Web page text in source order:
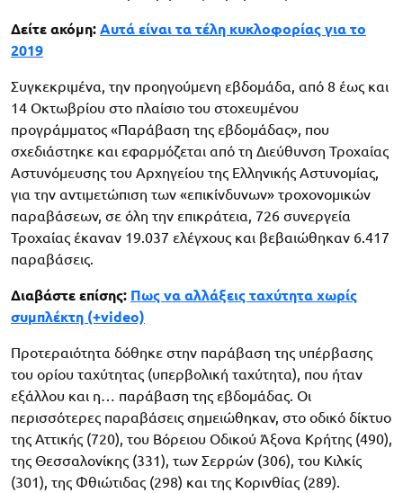
Δείτε ακόμη: Αυτά είναι τα τέλη κυκλοφορίας για το
2019
Συγκεκριμένα, την προηγούμενη εβδομάδα, από 8 έως και
14 Οκτωβρίου στο πλαίσιο του στοχευμένου
προγράμματος «Παράβαση της εβδομάδας», που
σχεδιάστηκε και εφαρμόζεται από τη Διεύθυνση Τροχαίας
Αστυνόμευσης του Αρχηγείου της Ελληνικής Αστυνομίας,
για την αντιμετώπιση των «επικίνδυνων» τροχονομικών
παραβάσεων, σε όλη την επικράτεια, 726 συνεργεία
Τροχαίας έκαναν 19.037 ελέγχους και βεβαιώθηκαν 6.417
παραβάσεις.
Διαβάστε επίσης: Πως να αλλάξεις ταχύτητα χωρίς
συμπλέκτη (+video)
Προτεραιότητα δόθηκε στην παράβαση της υπέρβασης
του ορίου ταχύτητας (υπερβολική ταχύτητα), που ήταν
εξάλλου και η… παράβαση της εβδομάδας. Οι
περισσότερες παραβάσεις σημειώθηκαν, στο οδικό δίκτυο
της Αττικής (720), του Βόρειου Οδικού Άξονα Κρήτης (490),
της Θεσσαλονίκης (331), των Σερρών (306), του Κιλκίς
(301), της Φθιώτιδας (298) και της Κορινθίας (289).